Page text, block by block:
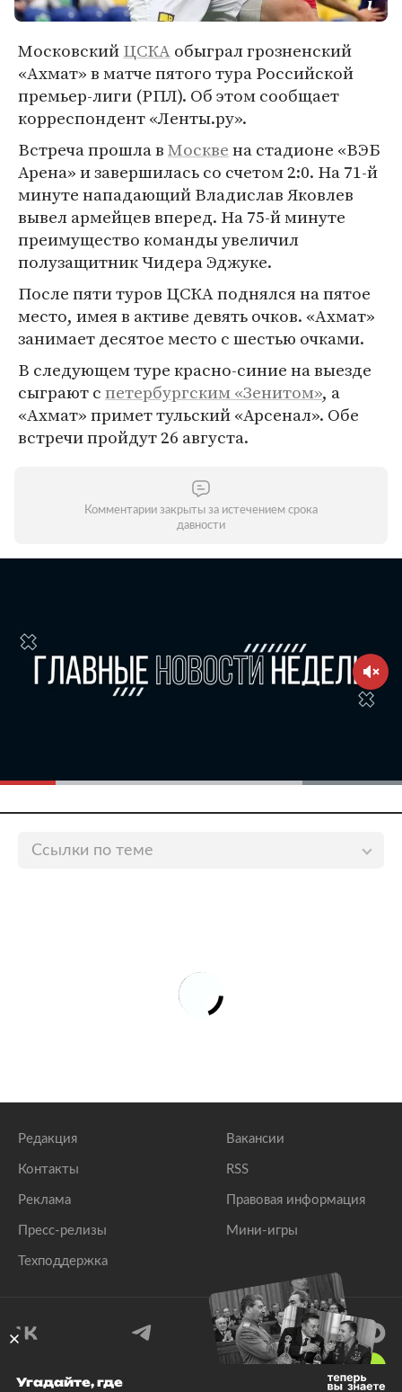
МосковскийЦСКАобыграл грозненский
«Ахмат» в матче пятого тура Российской
премьер-лиги (РПЛ). Об этом сообщает
корреспондент «Ленты.ру».
Встреча прошла вМосквена стадионе «ВЭБ
Арена» и завершилась со счетом 2:0. На 71-й
минуте нападающий Владислав Яковлев
вывел армейцев вперед. На 75-й минуте
преимущество команды увеличил
полузащитник Чидера Эджуке.
После пяти туров ЦСКА поднялся на пятое
место, имея в активе девять очков. «Ахмат»
занимает десятое место с шестью очками.
В следующем туре красно-синие на выезде
сыграют спетербургским «Зенитом», а
«Ахмат» примет тульский «Арсенал». Обе
встречи пройдут 26 августа.
Комментарии закрыты за истечением срока
давности
Ссылки по теме
«Динамо» обыграло ЦСКА в третьем туре РПЛ
Редакция
Контакты
Реклама
Пресс-релизы
Техподдержка
Вакансии
RSS
Правовая информация
Мини-игры
Угадайте, где